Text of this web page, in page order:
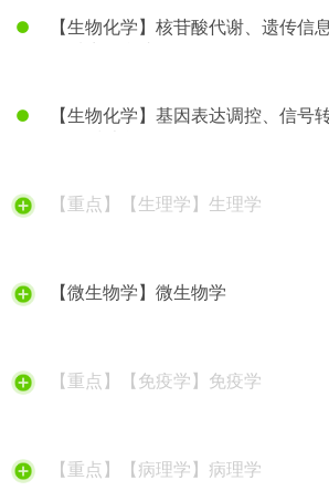
【生物化学】核苷酸代谢、遗传信
【生物化学】基因表达调控、信号
【重点】【生理学】生理学
【微生物学】微生物学
【重点】【免疫学】免疫学
【重点】【病理学】病理学